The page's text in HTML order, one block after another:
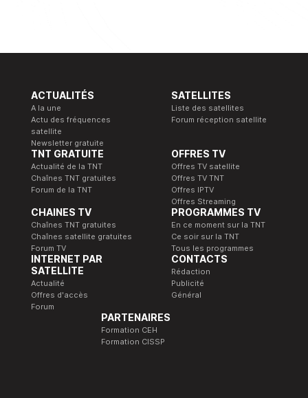
ACTUALITÉS
A la une
Actu des fréquences
satellite
Newsletter gratuite
SATELLITES
Liste des satellites
Forum réception satellite
TNT GRATUITE
Actualité de la TNT
Chaînes TNT gratuites
Forum de la TNT
OFFRES TV
Offres TV satellite
Offres TV TNT
Offres IPTV
Offres Streaming
CHAINES TV
Chaînes TNT gratuites
Chaînes satellite gratuites
Forum TV
PROGRAMMES TV
En ce moment sur la TNT
Ce soir sur la TNT
Tous les programmes
INTERNET PAR
SATELLITE
Actualité
Offres d'accès
Forum
CONTACTS
Rédaction
Publicité
Général
PARTENAIRES
Formation CEH
Formation CISSP